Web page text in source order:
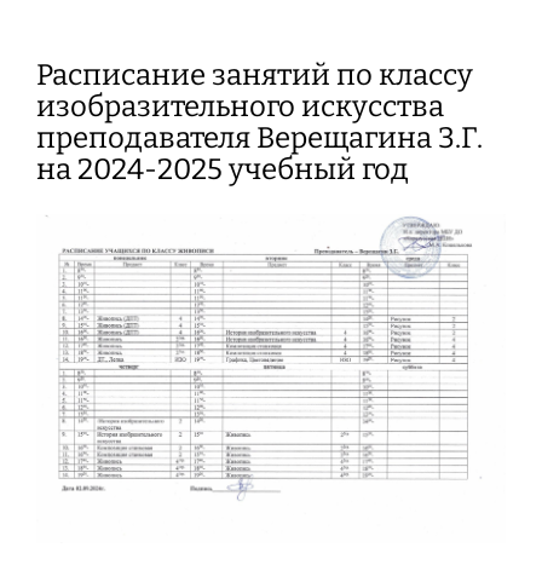
Расписание занятий по классу
изобразительного искусства
преподавателя Верещагина З.Г.
на 2024-2025 учебный год